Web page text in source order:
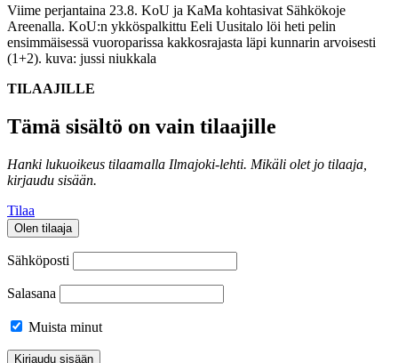
Viime perjantaina 23.8. KoU ja KaMa kohtasivat Sähkökoje
Areenalla. KoU:n ykköspalkittu Eeli Uusitalo löi heti pelin
ensimmäisessä vuoroparissa kakkosrajasta läpi kunnarin arvoisesti
(1+2). kuva: jussi niukkala
TILAAJILLE
Tämä sisältö on vain tilaajille
Hanki lukuoikeus tilaamalla Ilmajoki-lehti. Mikäli olet jo tilaaja,
kirjaudu sisään.
Tilaa
Olen tilaaja
Sähköposti
Salasana
Muista minut